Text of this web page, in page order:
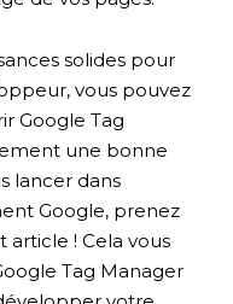
solides pour
vous pouvez
Google Tag
une bonne
lancer dans
Google, prenez
article ! Cela vous
Tag Manager